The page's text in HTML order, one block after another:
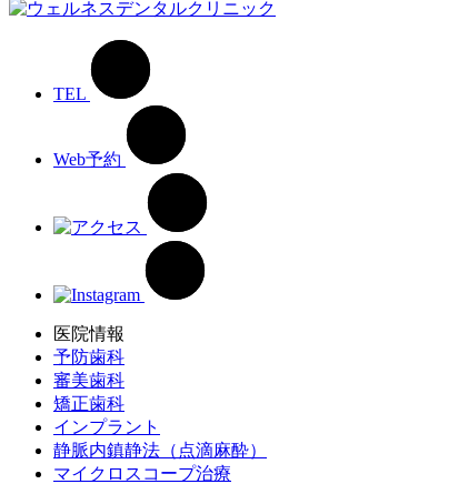
TEL
Web予約
医院情報
予防歯科
審美歯科
矯正歯科
インプラント
静脈内鎮静法（点滴麻酔）
マイクロスコープ治療